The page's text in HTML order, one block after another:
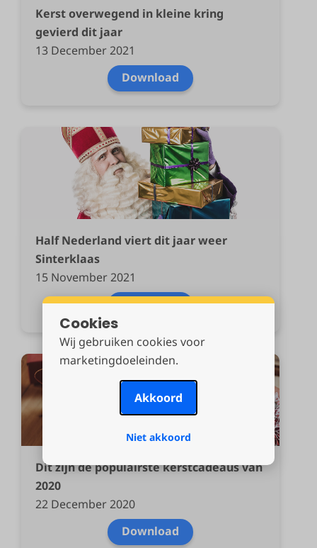
Kerst overwegend in kleine kring
gevierd dit jaar
13 December 2021
Download
Half Nederland viert dit jaar weer
Sinterklaas
15 November 2021
Download
Dit zijn de populairste kerstcadeaus van
2020
22 December 2020
Download
Cookies
Wij gebruiken cookies voor
marketingdoeleinden.
Akkoord
Niet akkoord